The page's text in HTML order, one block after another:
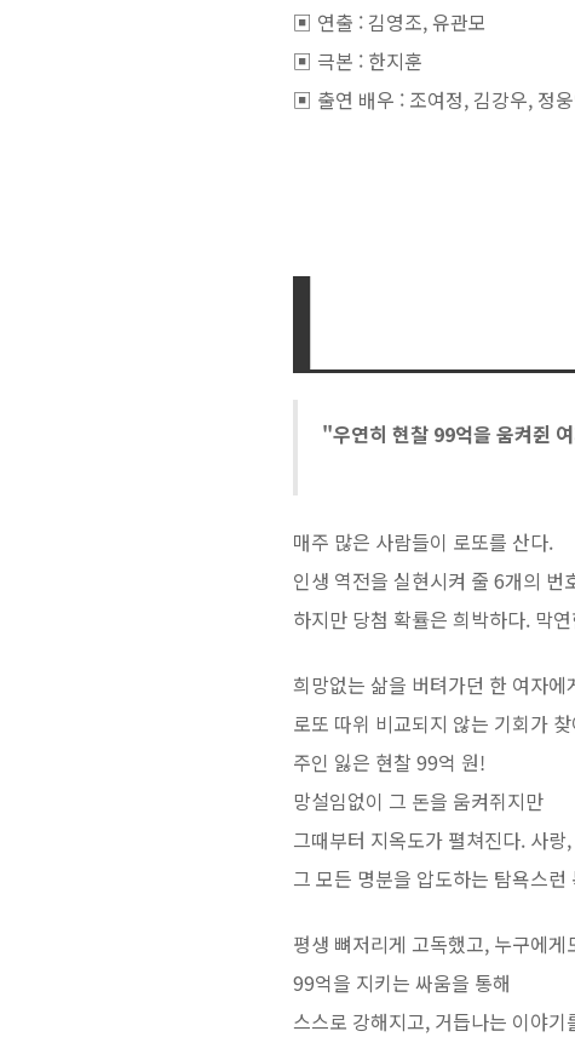
▣ 연출 : 김영조, 유관모
▣ 극본 : 한지훈
▣ 출연 배우 : 조여정, 김강우, 정
"우연히 현찰 99억을 움켜쥔
매주 많은 사람들이 로또를 산다.
인생 역전을 실현시켜 줄 6개의 번
하지만 당첨 확률은 희박하다. 막
희망없는 삶을 버텨가던 한 여자에
로또 따위 비교되지 않는 기회가
주인 잃은 현찰 99억 원!
망설임없이 그 돈을 움켜쥐지만
그때부터 지옥도가 펼쳐진다. 사랑
그 모든 명분을 압도하는 탐욕스런
평생 뼈저리게 고독했고, 누구에
99억을 지키는 싸움을 통해
스스로 강해지고, 거듭나는 이야기